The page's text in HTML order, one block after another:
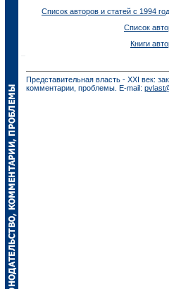
Список авторов и статей с 1994
Список
Книги
Представительная власть - XXI век:
комментарии, проблемы. E-mail: